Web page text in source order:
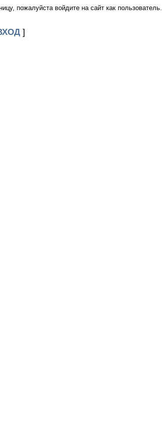
пожалуйста войдите на сайт как пользователь.
]